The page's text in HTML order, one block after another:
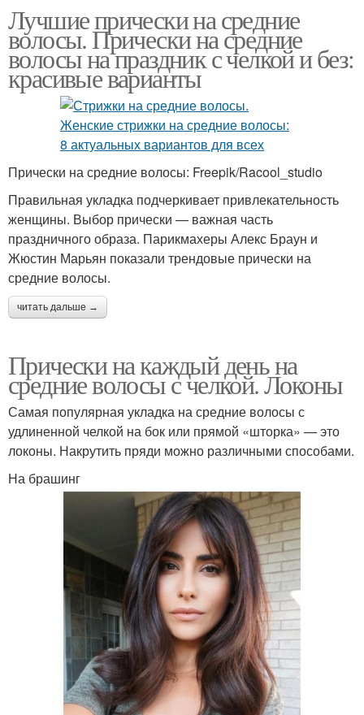
Лучшие прически на средние
волосы. Прически на средние
волосы на праздник с челкой и без:
красивые варианты
Прически на средние волосы: Freepik/Racool_studio
Правильная укладка подчеркивает привлекательность
женщины. Выбор прически — важная часть
праздничного образа. Парикмахеры Алекс Браун и
Жюстин Марьян показали трендовые прически на
средние волосы.
читать дальше →
Прически на каждый день на
средние волосы с челкой. Локоны
Самая популярная укладка на средние волосы с
удлиненной челкой на бок или прямой «шторка» — это
локоны. Накрутить пряди можно различными способами.
На брашинг